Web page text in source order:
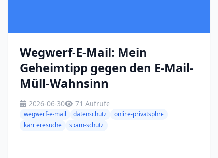
Wegwerf-E-Mail: Mein
Geheimtipp gegen den E-Mail-
Müll-Wahnsinn
2026-06-30 71 Aufrufe
wegwerf-e-mail datenschutz
online-privatsphre
karrieresuche
spam-schutz